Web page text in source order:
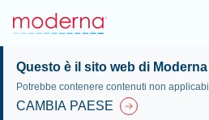
Questo è il sito web di
Potrebbe contenere contenuti non
CAMBIA PAESE